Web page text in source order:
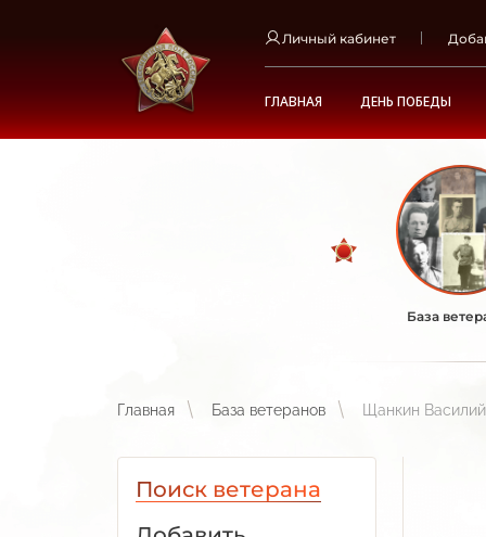
Личный кабинет
ГЛАВНАЯ ДЕНЬ ПОБЕДЫ
База
Главная База ветеранов Щанкин
Поиск ветерана